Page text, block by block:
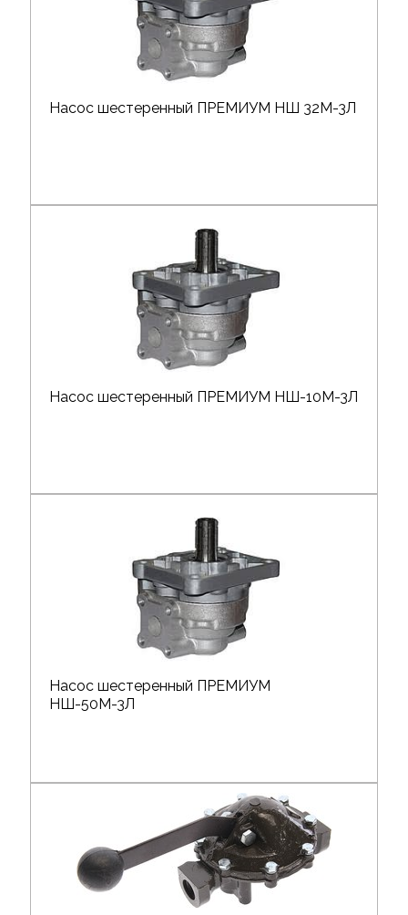
Насос шестеренный ПРЕМИУМ НШ 32М-3Л
Насос шестеренный ПРЕМИУМ НШ-10М-3Л
Насос шестеренный ПРЕМИУМ
НШ-50М-3Л